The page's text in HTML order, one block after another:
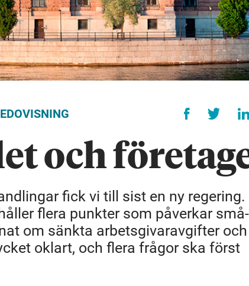
och
fick vi till sist en ny regering.
flera punkter som påverkar
om sänkta arbetsgivaravgifter och
oklart, och flera frågor ska först